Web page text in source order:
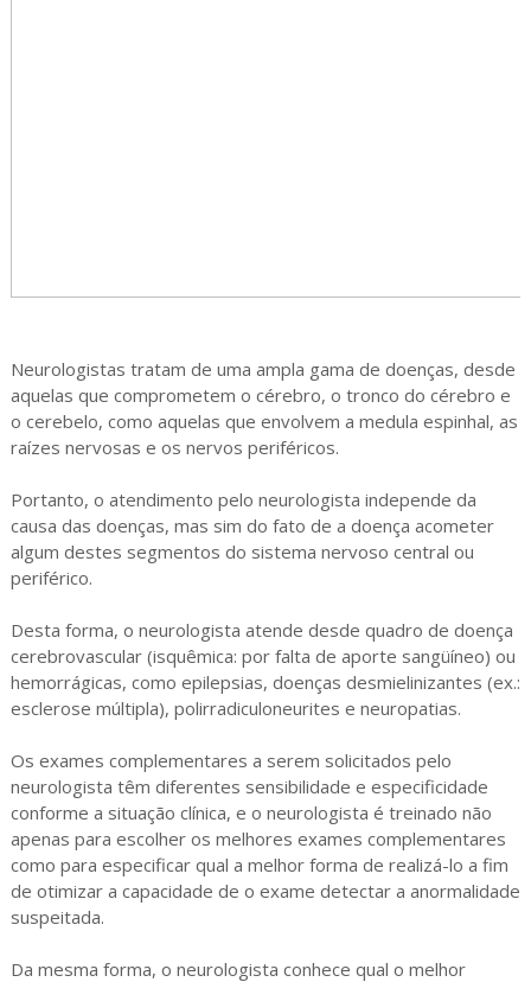
Neurologistas tratam de uma ampla gama de doenças, desde
aquelas que comprometem o cérebro, o tronco do cérebro e
o cerebelo, como aquelas que envolvem a medula espinhal, as
raízes nervosas e os nervos periféricos.
Portanto, o atendimento pelo neurologista independe da
causa das doenças, mas sim do fato de a doença acometer
algum destes segmentos do sistema nervoso central ou
periférico.
Desta forma, o neurologista atende desde quadro de doença
cerebrovascular (isquêmica: por falta de aporte sangüíneo) ou
hemorrágicas, como epilepsias, doenças desmielinizantes (ex.:
esclerose múltipla), polirradiculoneurites e neuropatias.
Os exames complementares a serem solicitados pelo
neurologista têm diferentes sensibilidade e especificidade
conforme a situação clínica, e o neurologista é treinado não
apenas para escolher os melhores exames complementares
como para especificar qual a melhor forma de realizá-lo a fim
de otimizar a capacidade de o exame detectar a anormalidade
suspeitada.
Da mesma forma, o neurologista conhece qual o melhor